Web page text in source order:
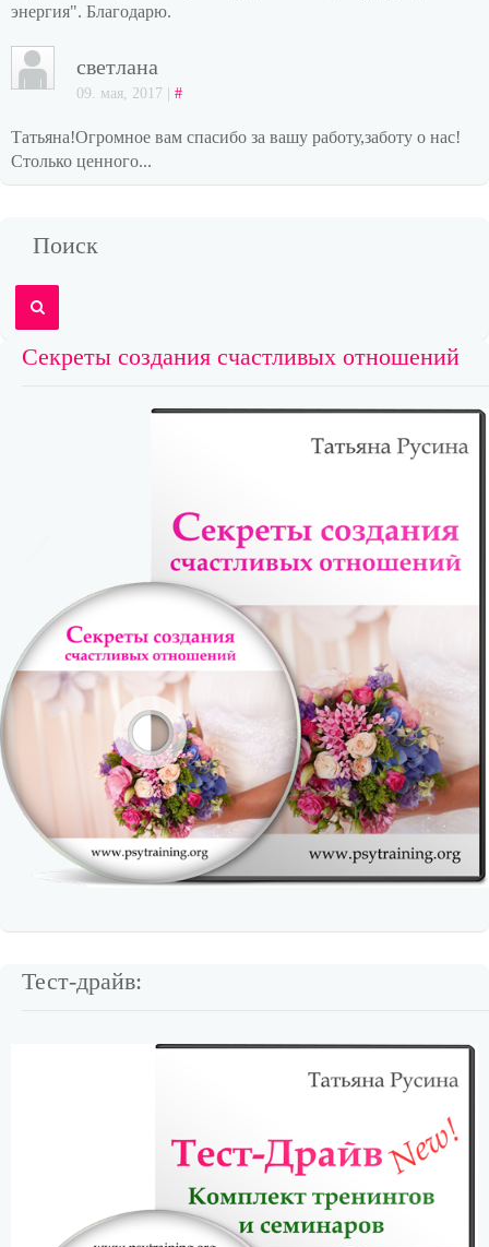
энергия". Благодарю.
светлана
09. мая, 2017 | #
Татьяна!Огромное вам спасибо за вашу работу,заботу о нас!
Столько ценного...
Поиск
Секреты создания счастливых отношений
Тест-драйв: